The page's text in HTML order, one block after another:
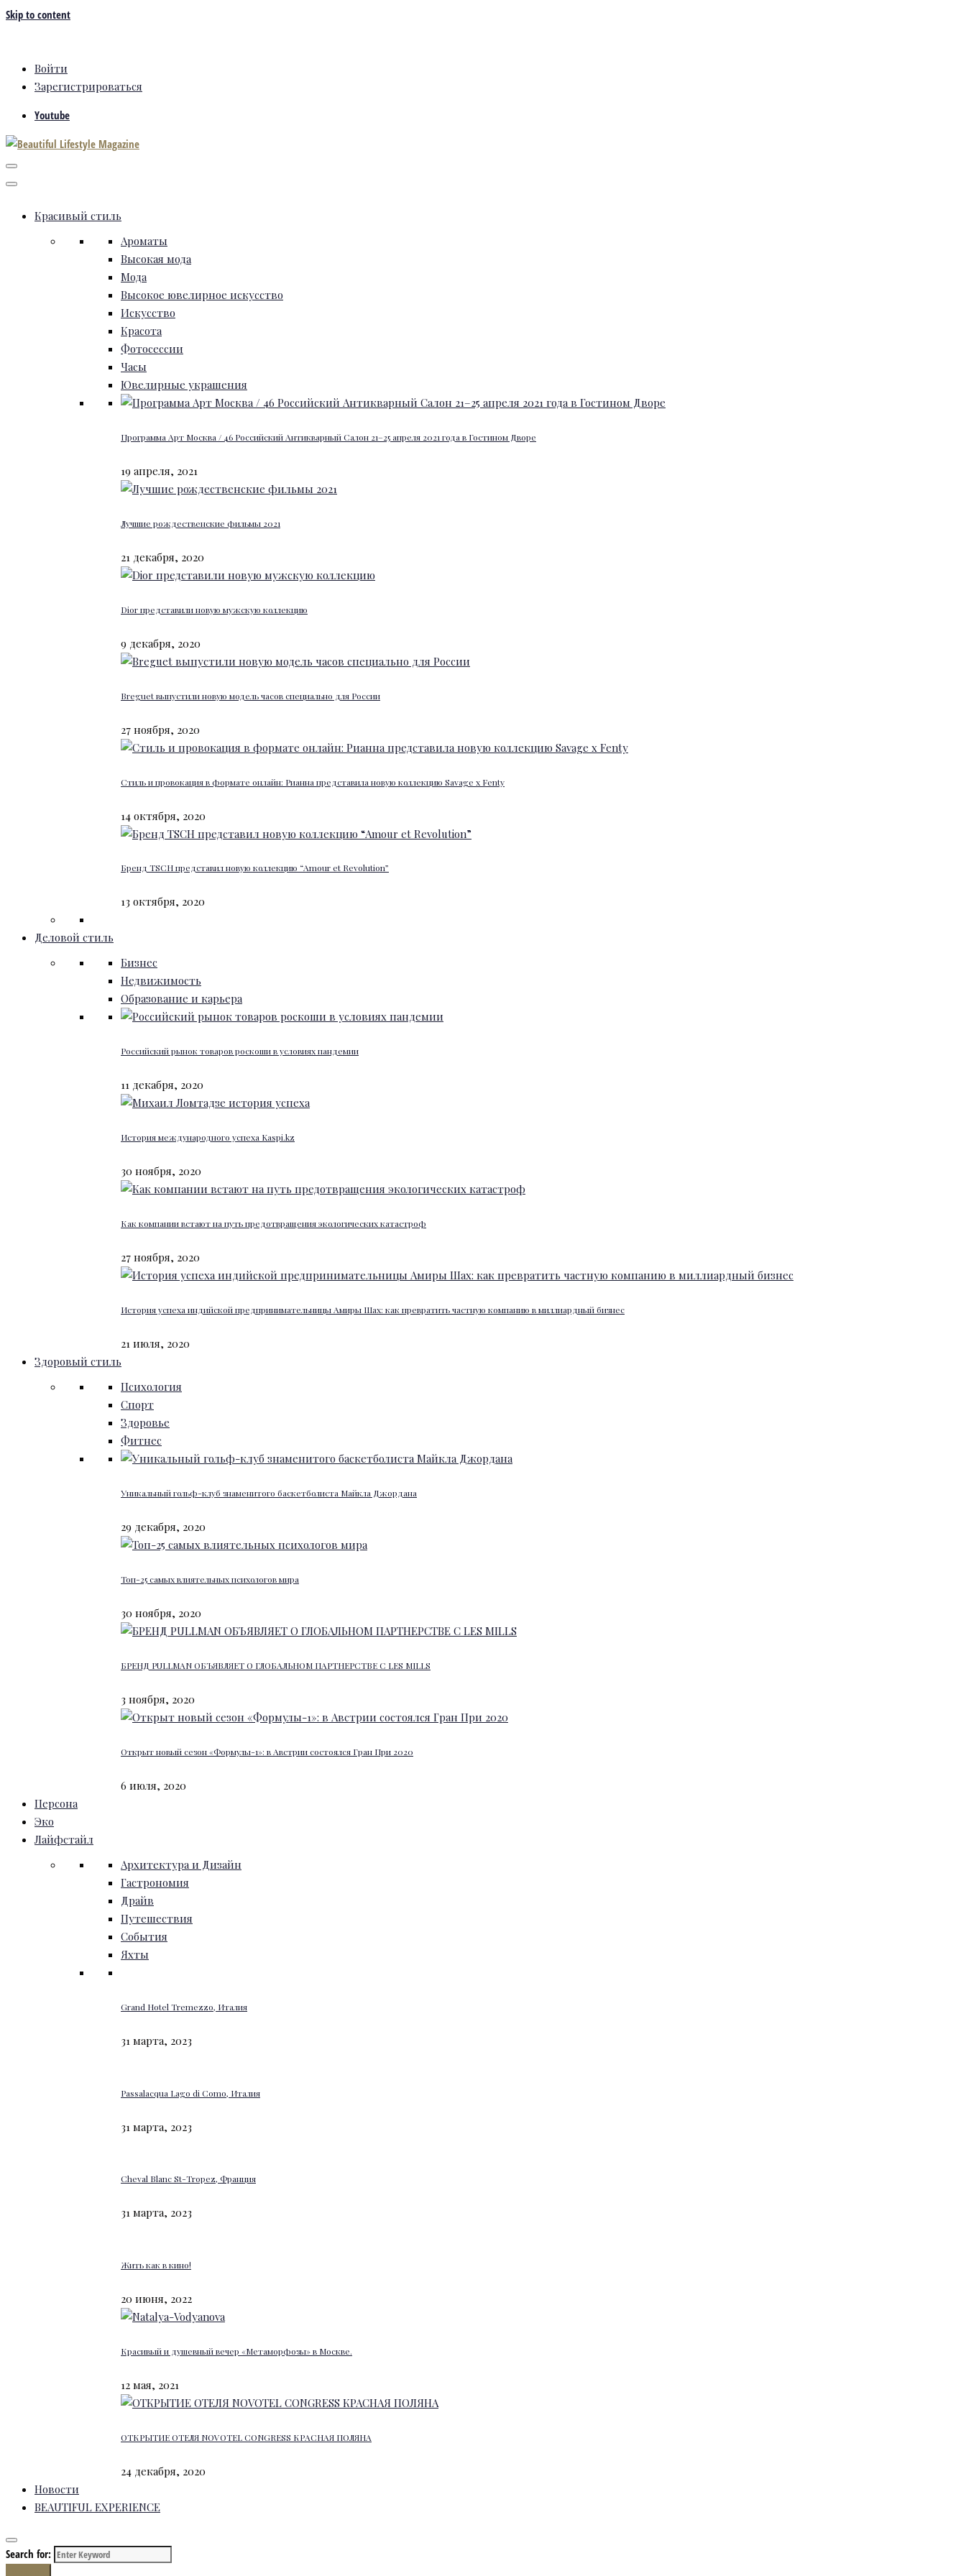
Skip to content
Войти
Зарегистрироваться
Youtube
Красивый стиль
Ароматы
Высокая мода
Мода
Высокое ювелирное искусство
Искусство
Красота
Фотосессии
Часы
Ювелирные украшения
Программа Арт Москва / 46 Российский Антикварный Салон 21–25 апреля 2021 года в Гостином Дворе
19 апреля, 2021
Лучшие рождественские фильмы 2021
21 декабря, 2020
Dior представили новую мужскую коллекцию
9 декабря, 2020
Breguet выпустили новую модель часов специально для России
27 ноября, 2020
Стиль и провокация в формате онлайн: Рианна представила новую коллекцию Savage x Fenty
14 октября, 2020
Бренд TSCH представил новую коллекцию “Amour et Revolution”
13 октября, 2020
Деловой стиль
Бизнес
Недвижимость
Образование и карьера
Российский рынок товаров роскоши в условиях пандемии
11 декабря, 2020
История международного успеха Kaspi.kz
30 ноября, 2020
Как компании встают на путь предотвращения экологических катастроф
27 ноября, 2020
История успеха индийской предпринимательницы Амиры Шах: как превратить частную компанию в миллиардный бизнес
21 июля, 2020
Здоровый стиль
Психология
Спорт
Здоровье
Фитнес
Уникальный гольф-клуб знаменитого баскетболиста Майкла Джордана
29 декабря, 2020
Топ-25 самых влиятельных психологов мира
30 ноября, 2020
БРЕНД PULLMAN ОБЪЯВЛЯЕТ О ГЛОБАЛЬНОМ ПАРТНЕРСТВЕ С LES MILLS
3 ноября, 2020
Открыт новый сезон «Формулы-1»: в Австрии состоялся Гран При 2020
6 июля, 2020
Персона
Эко
Лайфстайл
Архитектура и Дизайн
Гастрономия
Драйв
Путешествия
События
Яхты
Grand Hotel Tremezzo, Италия
31 марта, 2023
Passalacqua Lago di Como, Италия
31 марта, 2023
Cheval Blanc St-Tropez, Франция
31 марта, 2023
Жить как в кино!
20 июня, 2022
Красивый и душевный вечер «Метаморфозы» в Москве.
12 мая, 2021
ОТКРЫТИЕ ОТЕЛЯ NOVOTEL CONGRESS КРАСНАЯ ПОЛЯНА
24 декабря, 2020
Новости
BEAUTIFUL EXPERIENCE
Search for: